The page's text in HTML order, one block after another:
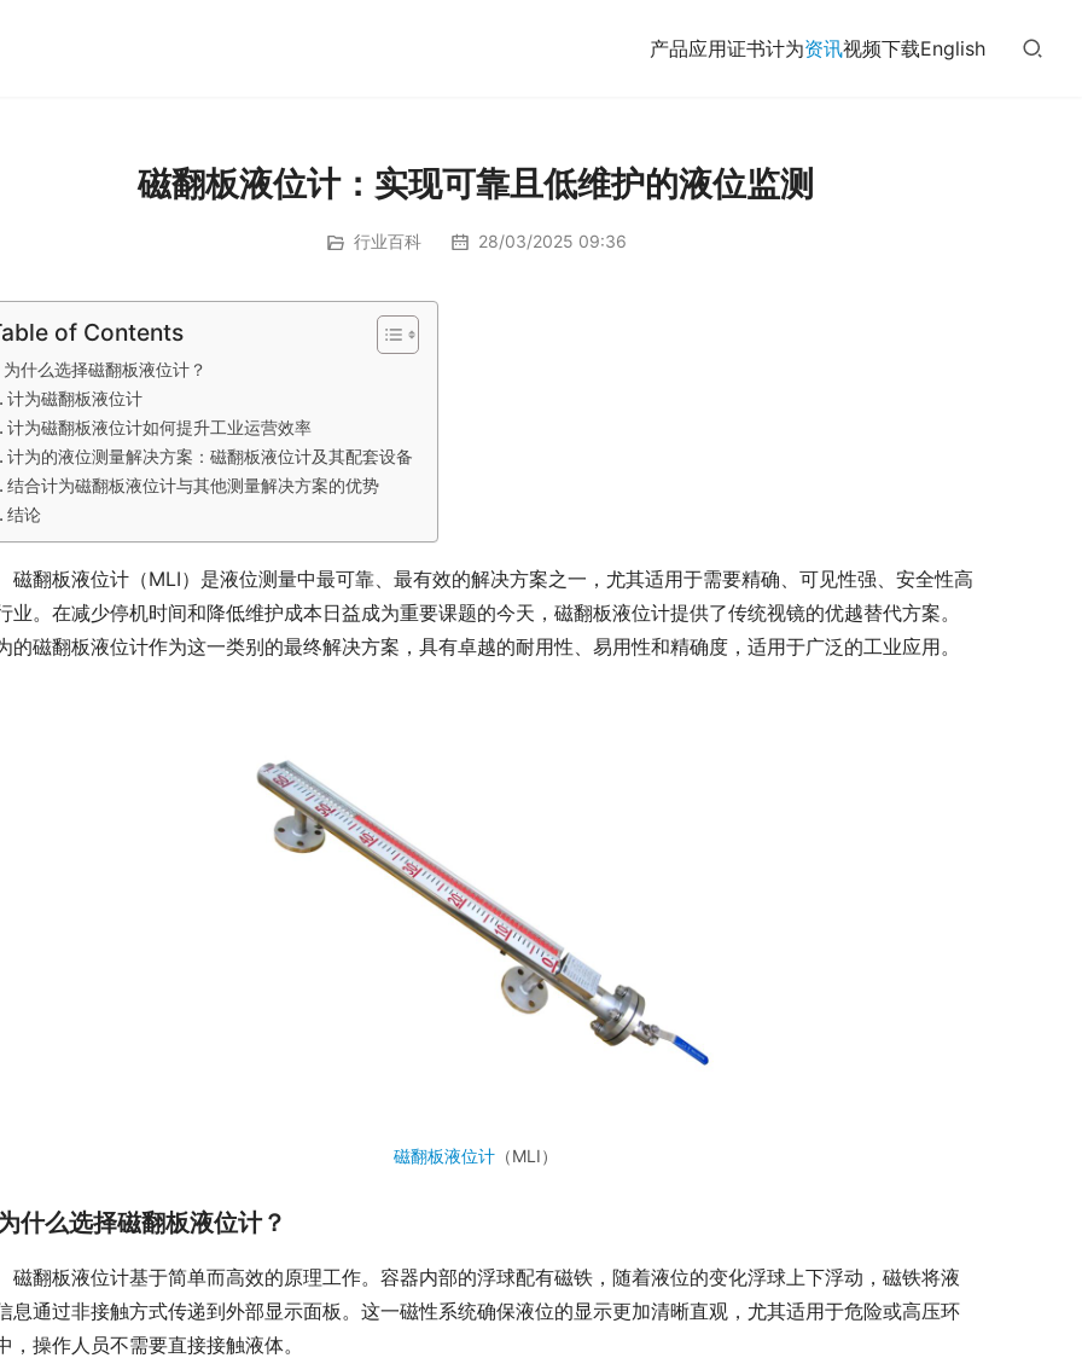
产品应用证书计为资讯视频下载English
磁翻板液位计：实现可靠且低维护的液位监测
行业百科 28/03/2025 09:36
of Contents
为什么选择磁翻板液位计？
计为磁翻板液位计
计为磁翻板液位计如何提升工业运营效率
计为的液位测量解决方案：磁翻板液位计及其配套设备
结合计为磁翻板液位计与其他测量解决方案的优势
结论
翻板液位计（MLI）是液位测量中最可靠、最有效的解决方案之一，尤其适用于需要精确、可见性强、安全性高
业。在减少停机时间和降低维护成本日益成为重要课题的今天，磁翻板液位计提供了传统视镜的优越替代方案。
的磁翻板液位计作为这一类别的最终解决方案，具有卓越的耐用性、易用性和精确度，适用于广泛的工业应用。
磁翻板液位计 （MLI）
什么选择磁翻板液位计？
翻板液位计基于简单而高效的原理工作。容器内部的浮球配有磁铁，随着液位的变化浮球上下浮动，磁铁将液
息通过非接触方式传递到外部显示面板。这一磁性系统确保液位的显示更加清晰直观，尤其适用于危险或高压环
，操作人员不需要直接接触液体。